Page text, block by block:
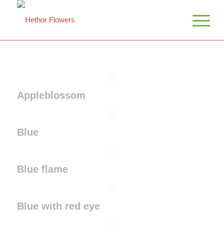
Appleblossom
Blue
Blue flame
Blue with red eye